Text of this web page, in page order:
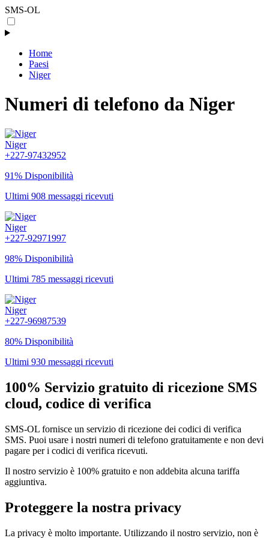
SMS-OL
Home
Paesi
Niger
Numeri di telefono da Niger
Niger
+227-97432952
91% Disponibilità
Ultimi 908 messaggi ricevuti
Niger
+227-92971997
98% Disponibilità
Ultimi 785 messaggi ricevuti
Niger
+227-96987539
80% Disponibilità
Ultimi 930 messaggi ricevuti
100% Servizio gratuito di ricezione SMS
cloud, codice di verifica
SMS-OL fornisce un servizio di ricezione dei codici di verifica
SMS. Puoi usare i nostri numeri di telefono gratuitamente e non devi
pagare per i codici di verifica ricevuti.
Il nostro servizio è 100% gratuito e non addebita alcuna tariffa
aggiuntiva.
Proteggere la nostra privacy
La privacy è molto importante. Utilizzando il nostro servizio, non è